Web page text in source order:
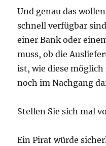
Und genau das
schnell verfügbar
einer Bank oder
muss, ob die
ist, wie diese
noch im Nachgang
Stellen Sie sich mal
Ein Pirat würde